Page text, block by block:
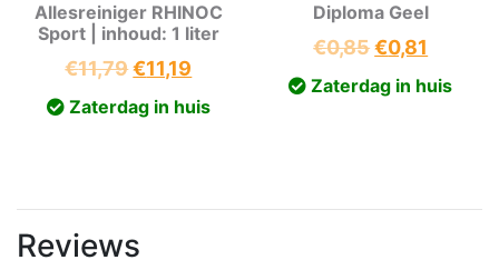
Allesreiniger RHINOC
Sport | inhoud: 1 liter
€11,79Oorspronkelijke
prijs
€11,19
prijs
Zaterdag in huis
Diploma Geel
€0,85
prijs
€0,81
prijs
Zaterdag in huis
Reviews